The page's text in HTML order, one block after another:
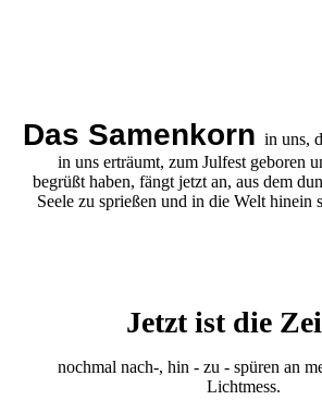
Das Samenkorn in uns,
in uns erträumt, zum Julfest geboren
begrüßt haben, fängt jetzt an, aus dem
Seele zu sprießen und in die Welt hinein
Jetzt ist die
nochmal nach-, hin - zu - spüren an
Lichtmess.